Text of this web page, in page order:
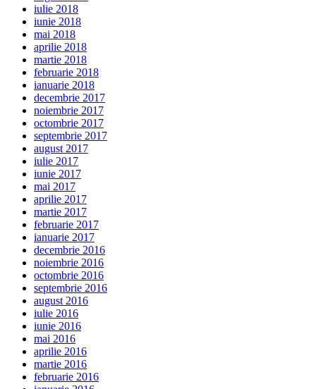
iulie 2018
iunie 2018
mai 2018
aprilie 2018
martie 2018
februarie 2018
ianuarie 2018
decembrie 2017
noiembrie 2017
octombrie 2017
septembrie 2017
august 2017
iulie 2017
iunie 2017
mai 2017
aprilie 2017
martie 2017
februarie 2017
ianuarie 2017
decembrie 2016
noiembrie 2016
octombrie 2016
septembrie 2016
august 2016
iulie 2016
iunie 2016
mai 2016
aprilie 2016
martie 2016
februarie 2016